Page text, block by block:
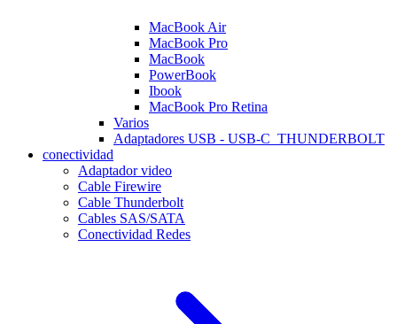
MacBook Air
MacBook Pro
MacBook
PowerBook
Ibook
MacBook Pro Retina
Varios
Adaptadores USB - USB-C_THUNDERBOLT
conectividad
Adaptador video
Cable Firewire
Cable Thunderbolt
Cables SAS/SATA
Conectividad Redes